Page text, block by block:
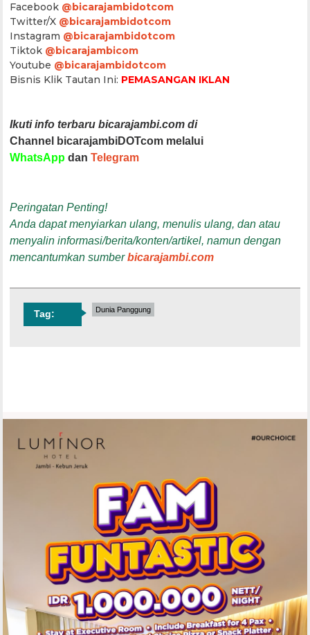
Facebook @bicarajambidotcom
Twitter/X @bicarajambidotcom
Instagram @bicarajambidotcom
Tiktok @bicarajambicom
Youtube @bicarajambidotcom
Bisnis Klik Tautan Ini: PEMASANGAN IKLAN
Ikuti info terbaru bicarajambi.com di
Channel bicarajambiDOTcom melalui
WhatsApp danTelegram
Peringatan Penting!
Anda dapat menyiarkan ulang, menulis ulang, dan atau
menyalin informasi/berita/konten/artikel, namun dengan
mencantumkan sumberbicarajambi.com
Tag: Dunia Panggung